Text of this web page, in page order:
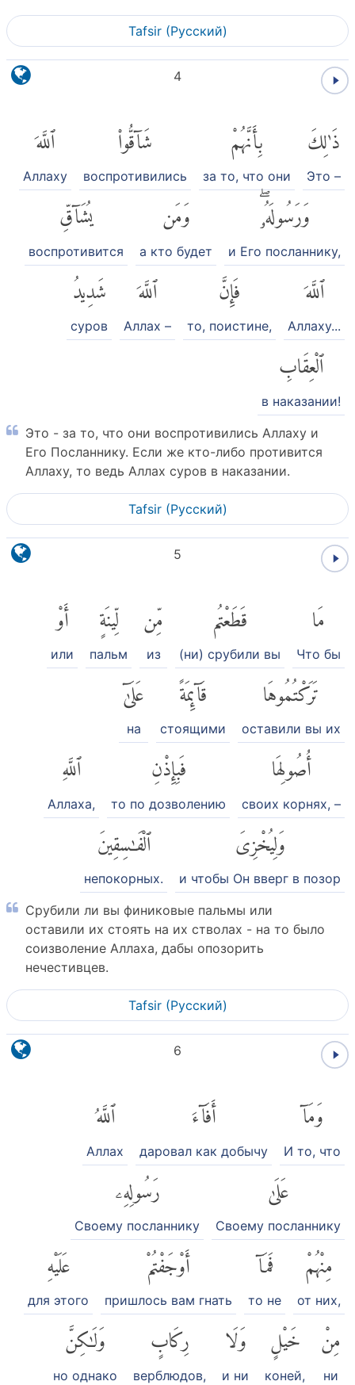
Tafsir (Pусский)
4
ذَٰلِكَ
Это –
بِأَنَّهُمْ
за то, что они
شَآقُّوا۟
воспротивились
ٱللَّهَ
Аллаху
وَرَسُولَهُۥۖ
и Его посланнику,
وَمَن
а кто будет
يُشَآقِّ
воспротивится
ٱللَّهَ
Аллаху...
فَإِنَّ
то, поистине,
ٱللَّهَ
Аллах –
شَدِيدُ
суров
ٱلْعِقَابِ
в наказании!
Это - за то, что они воспротивились Аллаху и
Его Посланнику. Если же кто-либо противится
Аллаху, то ведь Аллах суров в наказании.
Tafsir (Pусский)
5
مَا
Что бы
قَطَعْتُم
(ни) срубили вы
مِّن
из
لِّينَةٍ
пальм
أَوْ
или
تَرَكْتُمُوهَا
оставили вы их
قَآئِمَةً
стоящими
عَلَىٰٓ
на
أُصُولِهَا
своих корнях, –
فَبِإِذْنِ
то по дозволению
ٱللَّهِ
Аллаха,
وَلِيُخْزِىَ
и чтобы Он вверг в позор
ٱلْفَٰسِقِينَ
непокорных.
Срубили ли вы финиковые пальмы или
оставили их стоять на их стволах - на то было
соизволение Аллаха, дабы опозорить
нечестивцев.
Tafsir (Pусский)
6
وَمَآ
И то, что
أَفَآءَ
даровал как добычу
ٱللَّهُ
Аллах
عَلَىٰ
Своему посланнику
رَسُولِهِۦ
Своему посланнику
مِنْهُمْ
от них,
فَمَآ
то не
أَوْجَفْتُمْ
пришлось вам гнать
عَلَيْهِ
для этого
مِنْ
ни
خَيْلٍ
коней,
وَلَا
и ни
رِكَابٍ
верблюдов,
وَلَٰكِنَّ
но однако